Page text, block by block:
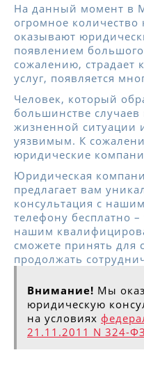
На данный момент в
огромное
оказывают
появлением
сожалению, страдает
услуг, появляется
Человек, который
большинстве
жизненной ситуации
уязвимым. К
юридические
Юридическая
предлагает вам
консультация с
телефону бесплатно –
нашим
сможете принять для
продолжать
Внимание! Мы
юридическую
на условиях
21.11.2011 N 324-ФЗ